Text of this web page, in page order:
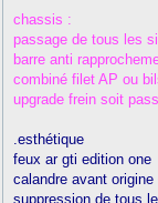
chassis :
passage de tous les
barre anti
combiné filet AP ou
upgrade frein soit
.esthétique
feux ar gti edition one
calandre avant
suppression de tous